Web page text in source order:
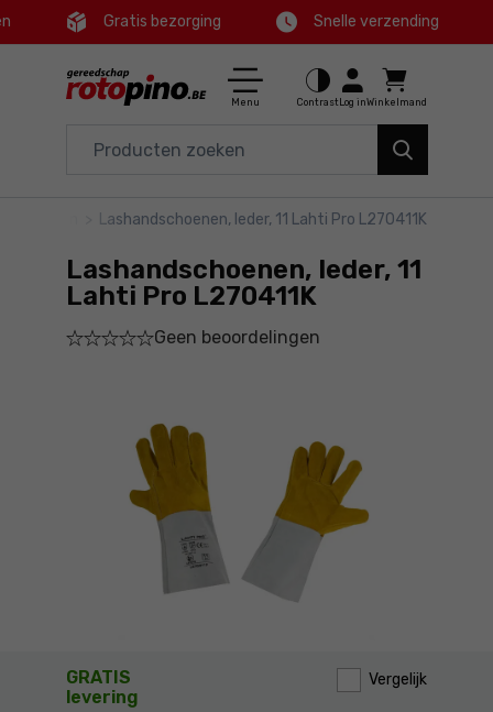
Ctrl
Hoofdmenu
Productinformatie
Bestel
Gedetailleerde informatie
Voettekst
Gratis bezorging Snelle verzending
Menu Contrast Log inWinkelmand
Huis en tuin
Aanbiedingen
Lashandschoenen, leder, 11 Lahti Pro L270411K
Lashandschoenen, leder, 11
Lahti Pro L270411K
Geen beoordelingen
GRATIS
levering
Vergelijk